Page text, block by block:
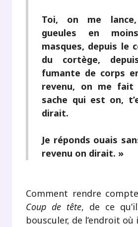
Toi, on me
gueules en
masques, depuis le
du cortège,
fumante de corps
revenu, on me fait
sache qui est on,
dirait.
Je réponds ouais
revenu on dirait. »
Comment rendre
Coup de tête, de ce
bousculer, de l’endroit où